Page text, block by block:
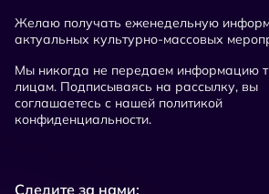
Желаю получать еженедельную
актуальных культурно-массовых
Мы никогда не передаем информацию
лицам. Подписываясь на рассылку, вы
соглашаетесь с нашей политикой
конфиденциальности.
Следите за нами: